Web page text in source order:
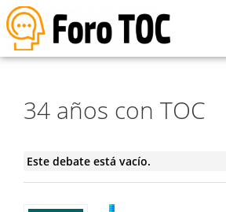
34 años con TOC
Este debate está vacío.